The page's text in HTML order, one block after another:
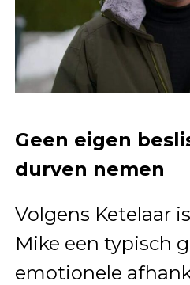
Geen eigen
durven nemen
Volgens Ketelaar
Mike een typisch
emotionele